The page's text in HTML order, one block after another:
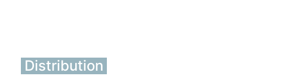
Distribution